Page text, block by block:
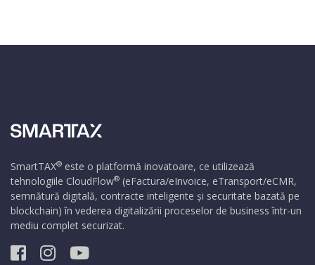
SmartTAX® este o platformă inovatoare, ce utilizează
tehnologiile CloudFlow® (eFactura/eInvoice, eTransport/eCMR,
semnătură digitală, contracte inteligente și securitate bazată pe
blockchain) în vederea digitalizării proceselor de business într-un
mediu complet securizat.